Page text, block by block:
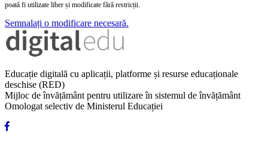
poată fi utilizate liber și modificate fără restricții.
Semnalați o modificare necesară.
Educație digitală cu aplicații, platforme și resurse educaționale
deschise (RED)
Mijloc de învățământ pentru utilizare în sistemul de învățământ
Omologat selectiv de Ministerul Educației